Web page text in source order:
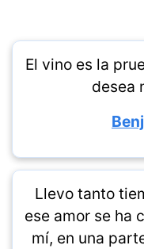
El vino es la
desea
Llevo tanto
ese amor se ha
mí, en una